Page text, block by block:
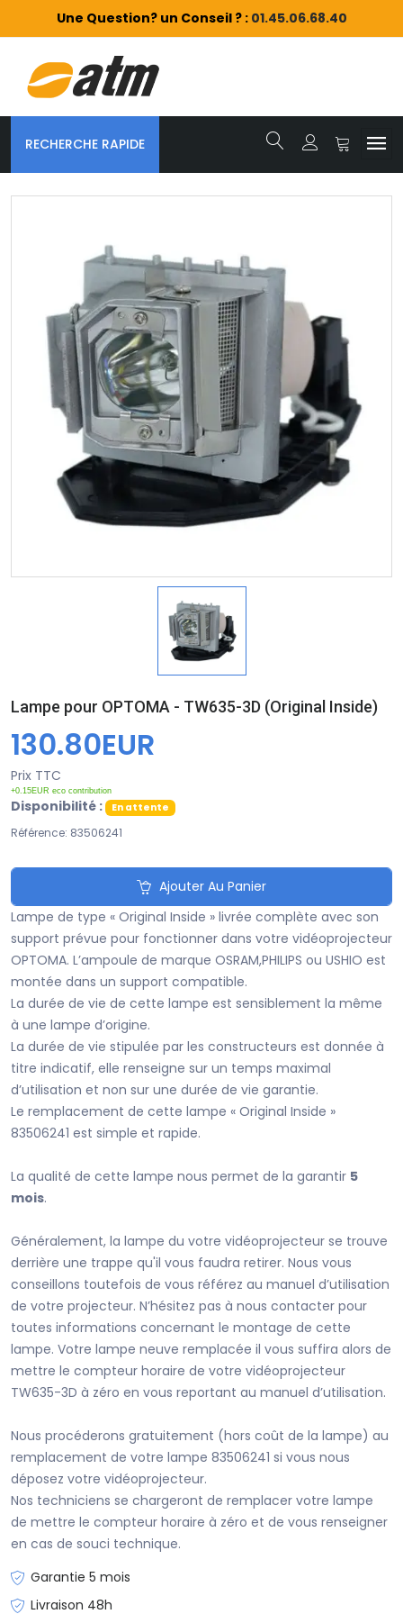
Une Question? un Conseil ? : 01.45.06.68.40
RECHERCHE RAPIDE
Lampe pour OPTOMA - TW635-3D (Original Inside)
130.80EUR
Prix TTC
+0.15EUR eco contribution
Disponibilité : En attente
Référence: 83506241
Ajouter Au Panier
Lampe de type « Original Inside » livrée complète avec son
support prévue pour fonctionner dans votre vidéoprojecteur
OPTOMA. L’ampoule de marque OSRAM,PHILIPS ou USHIO est
montée dans un support compatible.
La durée de vie de cette lampe est sensiblement la même
à une lampe d’origine.
La durée de vie stipulée par les constructeurs est donnée à
titre indicatif, elle renseigne sur un temps maximal
d’utilisation et non sur une durée de vie garantie.
Le remplacement de cette lampe « Original Inside »
83506241 est simple et rapide.
La qualité de cette lampe nous permet de la garantir 5
mois.
Généralement, la lampe du votre vidéoprojecteur se trouve
derrière une trappe qu'il vous faudra retirer. Nous vous
conseillons toutefois de vous référez au manuel d’utilisation
de votre projecteur. N’hésitez pas à nous contacter pour
toutes informations concernant le montage de cette
lampe. Votre lampe neuve remplacée il vous suffira alors de
mettre le compteur horaire de votre vidéoprojecteur
TW635-3D à zéro en vous reportant au manuel d’utilisation.
Nous procéderons gratuitement (hors coût de la lampe) au
remplacement de votre lampe 83506241 si vous nous
déposez votre vidéoprojecteur.
Nos techniciens se chargeront de remplacer votre lampe
de mettre le compteur horaire à zéro et de vous renseigner
en cas de souci technique.
Garantie 5 mois
Livraison 48h